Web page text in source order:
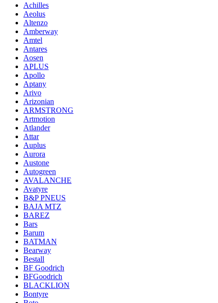
Achilles
Aeolus
Altenzo
Amberway
Amtel
Antares
Aosen
APLUS
Apollo
Aptany
Arivo
Arizonian
ARMSTRONG
Artmotion
Atlander
Attar
Auplus
Aurora
Austone
Autogreen
AVALANCHE
Avatyre
B&P PNEUS
BAJA MTZ
BAREZ
Bars
Barum
BATMAN
Bearway
Bestall
BF Goodrich
BFGoodrich
BLACKLION
Bontyre